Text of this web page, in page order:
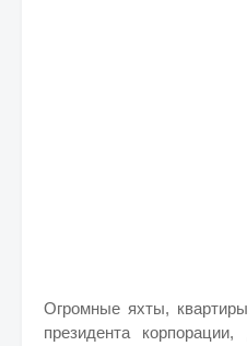
Огромные яхты,
президента